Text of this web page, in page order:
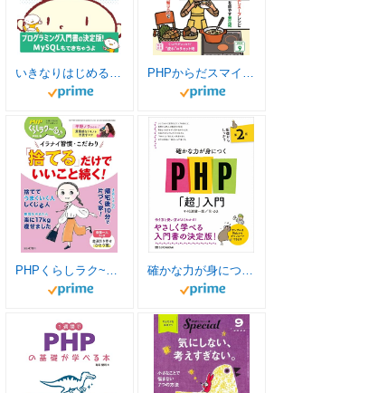
いきなりはじめるPHP 改訂版―― 新・ワクワク・ドキドキの入門教室 PHPからだスマイル2024年9月号:健康寿命をのばす「強い腎臓」をつくる！
PHPくらしラク~る♪2024年9月号:「捨てる」だけでいいこと続く！ 確かな力が身につくPHP「超」入門 第2版